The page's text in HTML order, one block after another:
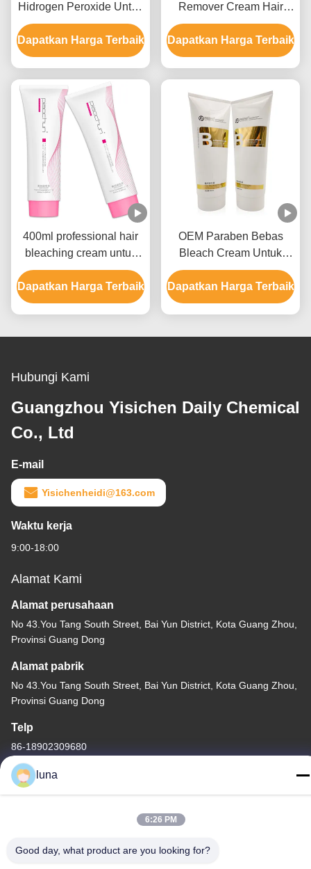
Hidrogen Peroxide Untuk
Penghilang Warna
Rambut GMPC Approval
Dapatkan Harga Terbaik
Remover Cream Hair
Bleaching Untuk
Penggunaan Salon 9
Level
Dapatkan Harga Terbaik
400ml professional hair
bleaching cream untuk
pria dan wanita hingga 9
level
Dapatkan Harga Terbaik
OEM Paraben Bebas
Bleach Cream Untuk
Warna Rambut Dengan
Ammonium Hydroxide
Dapatkan Harga Terbaik
Hubungi Kami
Guangzhou Yisichen Daily Chemical
Co., Ltd
E-mail
Yisichenheidi@163.com
Waktu kerja
9:00-18:00
Alamat Kami
Alamat perusahaan
No 43.You Tang South Street, Bai Yun District, Kota Guang Zhou,
Provinsi Guang Dong
Alamat pabrik
No 43.You Tang South Street, Bai Yun District, Kota Guang Zhou,
Provinsi Guang Dong
Telp
86-18902309680
Cina Kualitas Baik Bubuk Penghilang Rambut Pemasok. Hak
cipta © -2026 Guangzhou Yisichen Daily Chemical Co., Ltd
luna
6:26 PM
Good day, what product are you looking for?